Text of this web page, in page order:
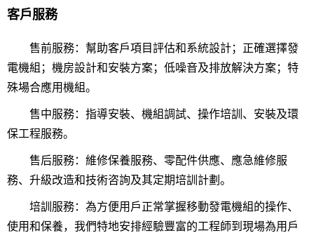
客戶服務
售前服務：幫助客戶項目評估和系統設計；正確選擇發
電機組；機房設計和安裝方案；低噪音及排放解決方案；特
殊場合應用機組。
售中服務：指導安裝、機組調試、操作培訓、安裝及環
保工程服務。
售后服務：維修保養服務、零配件供應、應急維修服
務、升級改造和技術咨詢及其定期培訓計劃。
培訓服務：為方便用戶正常掌握移動發電機組的操作、
使用和保養，我們特地安排經驗豐富的工程師到現場為用戶